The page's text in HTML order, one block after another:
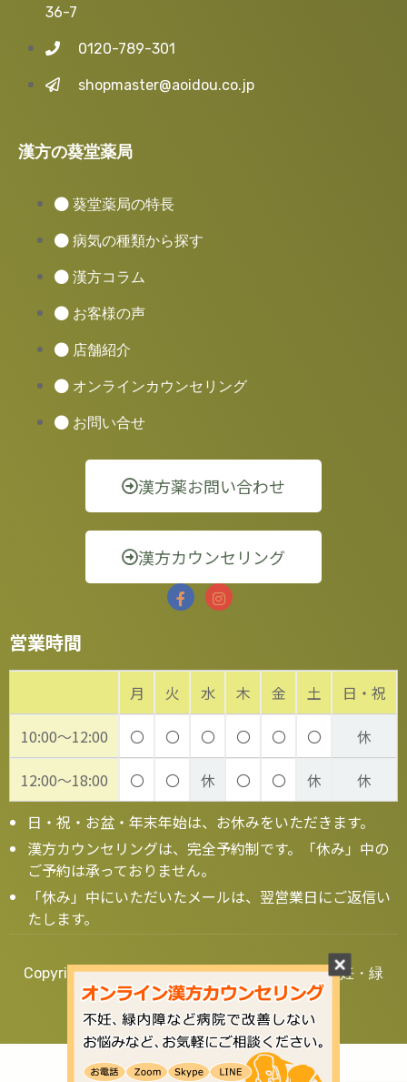
36-7
0120-789-301
shopmaster@aoidou.co.jp
漢方の葵堂薬局
葵堂薬局の特長
病気の種類から探す
漢方コラム
お客様の声
店舗紹介
オンラインカウンセリング
お問い合せ
漢方薬お問い合わせ
漢方カウンセリング
営業時間
月 火 水 木 金 土
日・祝
10:00～12:00
〇 〇 〇 〇 〇 〇
休
12:00～18:00
〇 〇 休 〇 〇 休
休
日・祝・お盆・年末年始は、お休みをいただきます。
漢方カウンセリングは、完全予約制です。「休み」中の
ご予約は承っておりません。
「休み」中にいただいたメールは、翌営業日にご返信い
たします。
Copyright © 2020 漢方の葵堂薬局【大阪】 - 不妊・緑
内障・鬱など漢方相談 全国対応
ご相談はお気軽に！